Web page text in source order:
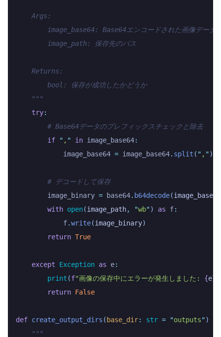
    Args:
        image_base64: Base64エンコードされた画像データ
        image_path: 保存先のパス
    Returns:
        bool: 保存が成功したかどうか
    """
    try
:
        # Base64データのプレフィックスチェックと除去
        if
" , " in image_base64:
            image_base64
= image_base64. split ( " , ")
        # デコードして保存
        image_binary
= base64. b64decode(image_base64
        with
open(image_path, "wb") as f:
            f
.write(image_binary)
        return
True
    except
Exception as e:
        print
(f"画像の保存中にエラーが発生しました: {e}
        return
False
def create_output_dirs ( base_dir: str = "outputs")
    """